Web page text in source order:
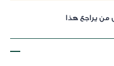
من يراجع هذا